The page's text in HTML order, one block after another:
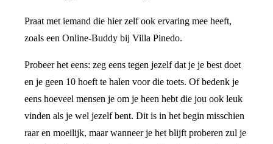
Praat met iemand die hier zelf ook ervaring mee heeft,
zoals een Online-Buddy bij Villa Pinedo.
Probeer het eens: zeg eens tegen jezelf dat je je best doet
en je geen 10 hoeft te halen voor die toets. Of bedenk je
eens hoeveel mensen je om je heen hebt die jou ook leuk
vinden als je wel jezelf bent. Dit is in het begin misschien
raar en moeilijk, maar wanneer je het blijft proberen zul je